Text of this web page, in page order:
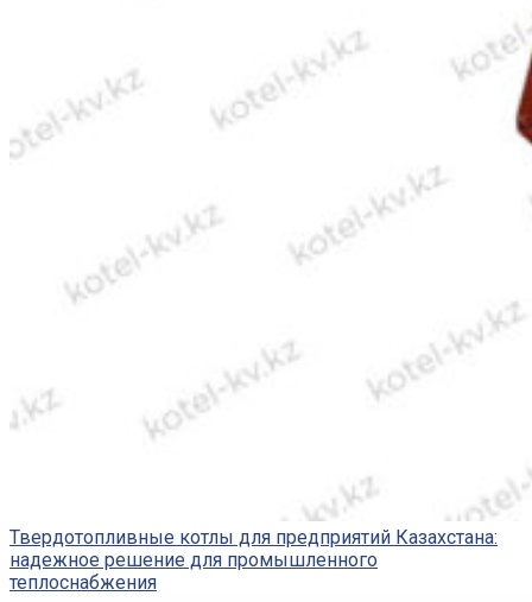
Твердотопливные котлы для предприятий Казахстана:
надежное решение для промышленного
теплоснабжения